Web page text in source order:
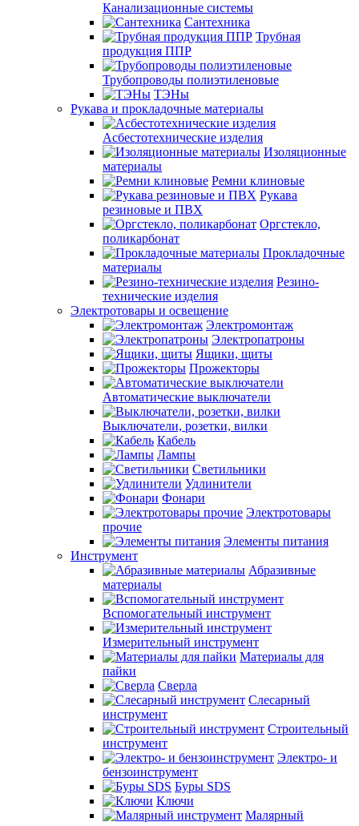
Канализационные системы
Сантехника
Трубная
продукция ППР
Трубопроводы полиэтиленовые
ТЭНы
Рукава и прокладочные материалы
Асбестотехнические изделия
Изоляционные
материалы
Ремни клиновые
Рукава
резиновые и ПВХ
Оргстекло,
поликарбонат
Прокладочные
материалы
Резино-
технические изделия
Электротовары и освещение
Электромонтаж
Электропатроны
Ящики, щиты
Прожекторы
Автоматические выключатели
Выключатели, розетки, вилки
Кабель
Лампы
Светильники
Удлинители
Фонари
Электротовары
прочие
Элементы питания
Инструмент
Абразивные
материалы
Вспомогательный инструмент
Измерительный инструмент
Материалы для
пайки
Сверла
Слесарный
инструмент
Строительный
инструмент
Электро- и
бензоинструмент
Буры SDS
Ключи
Малярный